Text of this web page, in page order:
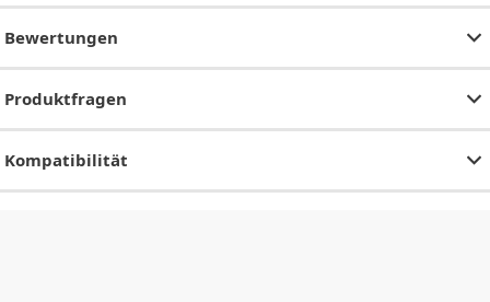
Bewertungen
Produktfragen
Kompatibilität